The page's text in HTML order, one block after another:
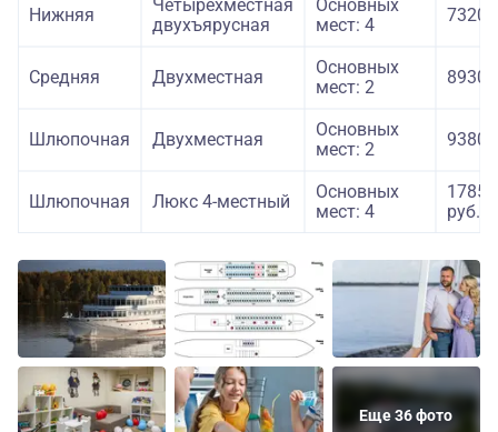
Нижняя
Четырехместная
двухъярусная
Основных
мест: 4
Средняя Двухместная
Основных
мест: 2
Шлюпочная Двухместная
Основных
мест: 2
Шлюпочная Люкс 4-местный
Основных
мест: 4
руб.
Еще 36 фото